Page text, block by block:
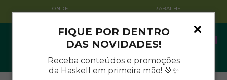
FIQUE POR DENTRO
DAS NOVIDADES!
Receba conteúdos e promoções
da Haskell em primeira mão! 💚✨
QUEM SOMOS
CONHEÇA A HASKELL
CUPOM 1ª COMPRA
BEMVINDO10